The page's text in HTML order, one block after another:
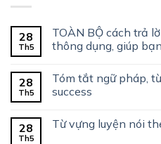
28
Th5
TOÀN BỘ cách trả
thông dụng, giúp
28
Th5
Tóm tắt ngữ pháp,
success
28
Th5
Từ vựng luyện nói